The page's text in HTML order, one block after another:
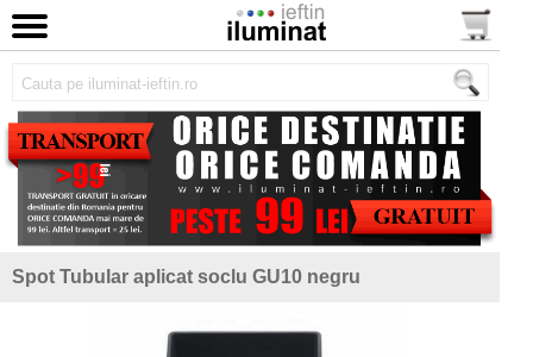
Spot Tubular aplicat soclu GU10 negru